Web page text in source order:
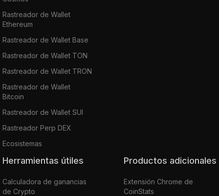
Rastreador de Wallet
Ethereum
Rastreador de Wallet Base
Rastreador de Wallet TON
Rastreador de Wallet TRON
Rastreador de Wallet
Bitcoin
Rastreador de Wallet SUI
Rastreador Perp DEX
Ecosistemas
Herramientas útiles
Calculadora de ganancias
de Crypto
Productos adicionales
Extensión Chrome de
CoinStats